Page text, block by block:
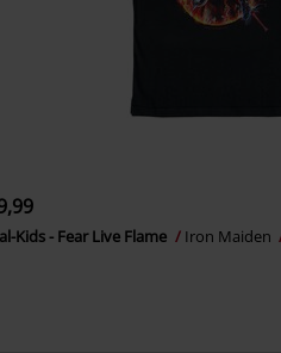
Kids - Fear Live Flame Iron Maiden